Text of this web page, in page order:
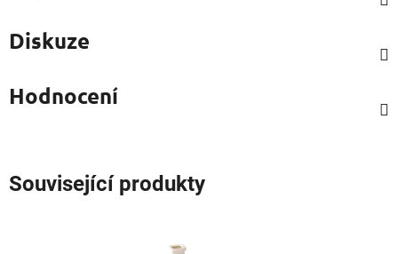
Diskuze
Hodnocení
Související produkty